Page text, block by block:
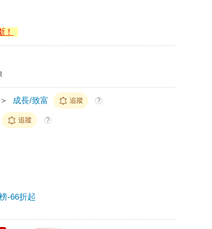
！
＞ 成長/致富 追蹤 ?
追蹤 ?
-66折起